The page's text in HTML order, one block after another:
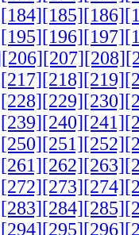
[184] [185] [186]
[195] [196] [197]
[206] [207] [208]
[217] [218] [219]
[228] [229] [230]
[239] [240] [241]
[250] [251] [252]
[261] [262] [263]
[272] [273] [274]
[283] [284] [285]
[294] [295] [296]